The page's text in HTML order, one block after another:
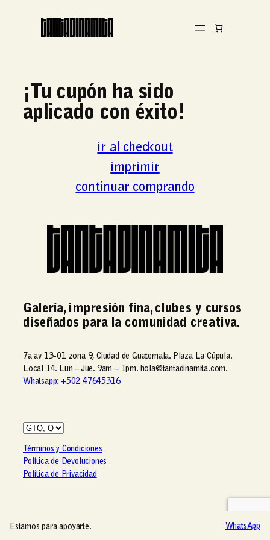
¡Tu cupón ha sido
aplicado con éxito!
ir al checkout
imprimir
continuar comprando
Galería, impresión fina, clubes y cursos
diseñados para la comunidad creativa.
7a av 13-01 zona 9, Ciudad de Guatemala. Plaza La Cúpula.
Local 14. Lun – Jue. 9am – 1pm. hola@tantadinamita.com.
Whatsapp: +502 47645316
Términos y Condiciones
Política de Devoluciones
Política de Privacidad
Estamos para apoyarte. WhatsApp
Estamos para apoyarte. WhatsApp